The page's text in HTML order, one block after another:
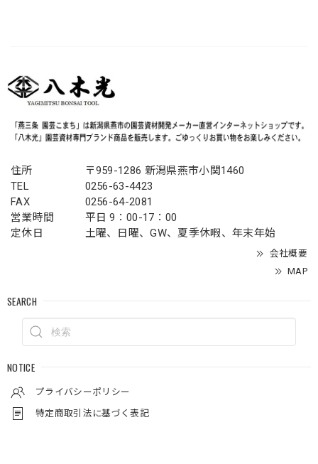
住所
〒959-1286 新潟県燕市小関1460
TEL
0256-63-4423
FAX
0256-64-2081
営業時間
平日 9：00-17：00
定休日
土曜、日曜、GW、夏季休暇、年末年始
会社概要
MAP
SEARCH
NOTICE
プライバシーポリシー
特定商取引法に基づく表記